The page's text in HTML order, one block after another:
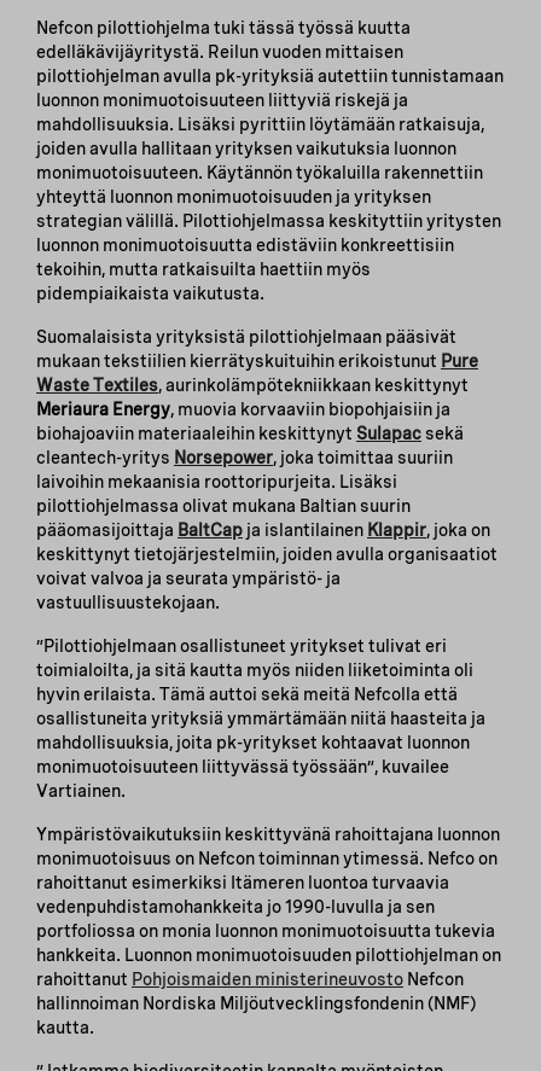
Nefcon pilottiohjelma tuki tässä työssä kuutta
edelläkävijäyritystä. Reilun vuoden mittaisen
pilottiohjelman avulla pk-yrityksiä autettiin tunnistamaan
luonnon monimuotoisuuteen liittyviä riskejä ja
mahdollisuuksia. Lisäksi pyrittiin löytämään ratkaisuja,
joiden avulla hallitaan yrityksen vaikutuksia luonnon
monimuotoisuuteen. Käytännön työkaluilla rakennettiin
yhteyttä luonnon monimuotoisuuden ja yrityksen
strategian välillä. Pilottiohjelmassa keskityttiin yritysten
luonnon monimuotoisuutta edistäviin konkreettisiin
tekoihin, mutta ratkaisuilta haettiin myös
pidempiaikaista vaikutusta.
Suomalaisista yrityksistä pilottiohjelmaan pääsivät
mukaan tekstiilien kierrätyskuituihin erikoistunut Pure
Waste Textiles, aurinkolämpötekniikkaan keskittynyt
Meriaura Energy, muovia korvaaviin biopohjaisiin ja
biohajoaviin materiaaleihin keskittynyt Sulapac sekä
cleantech-yritys Norsepower, joka toimittaa suuriin
laivoihin mekaanisia roottoripurjeita. Lisäksi
pilottiohjelmassa olivat mukana Baltian suurin
pääomasijoittaja BaltCap ja islantilainen Klappir, joka on
keskittynyt tietojärjestelmiin, joiden avulla organisaatiot
voivat valvoa ja seurata ympäristö- ja
vastuullisuustekojaan.
”Pilottiohjelmaan osallistuneet yritykset tulivat eri
toimialoilta, ja sitä kautta myös niiden liiketoiminta oli
hyvin erilaista. Tämä auttoi sekä meitä Nefcolla että
osallistuneita yrityksiä ymmärtämään niitä haasteita ja
mahdollisuuksia, joita pk-yritykset kohtaavat luonnon
monimuotoisuuteen liittyvässä työssään”, kuvailee
Vartiainen.
Ympäristövaikutuksiin keskittyvänä rahoittajana luonnon
monimuotoisuus on Nefcon toiminnan ytimessä. Nefco on
rahoittanut esimerkiksi Itämeren luontoa turvaavia
vedenpuhdistamohankkeita jo 1990-luvulla ja sen
portfoliossa on monia luonnon monimuotoisuutta tukevia
hankkeita. Luonnon monimuotoisuuden pilottiohjelman on
rahoittanut Pohjoismaiden ministerineuvosto Nefcon
hallinnoiman Nordiska Miljöutvecklingsfondenin (NMF)
kautta.